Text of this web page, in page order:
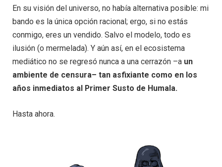
En su visión del universo, no había alternativa posible: mi
bando es la única opción racional; ergo, si no estás
conmigo, eres un vendido. Salvo el modelo, todo es
ilusión (o mermelada). Y aún así, en el ecosistema
mediático no se regresó nunca a una cerrazón –a un
ambiente de censura– tan asfixiante como en los
años inmediatos al Primer Susto de Humala.
Hasta ahora.